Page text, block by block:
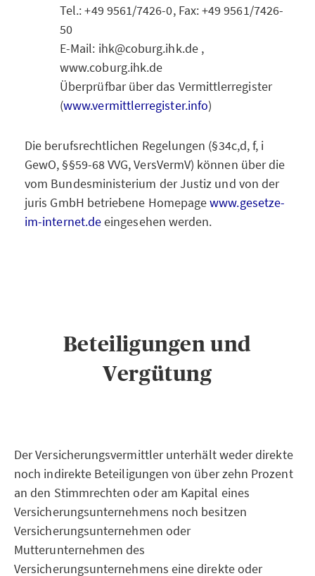
Tel.: +49 9561/7426-0, Fax: +49 9561/7426-
50
E-Mail: ihk@coburg.ihk.de ,
www.coburg.ihk.de
Überprüfbar über das Vermittlerregister
(www.vermittlerregister.info)
Die berufsrechtlichen Regelungen (§34c,d, f, i
GewO, §§59-68 VVG, VersVermV) können über die
vom Bundesministerium der Justiz und von der
juris GmbH betriebene Homepagewww.gesetze-
im-internet.deeingesehen werden.
Beteiligungen und
Vergütung
Der Versicherungsvermittler unterhält weder direkte
noch indirekte Beteiligungen von über zehn Prozent
an den Stimmrechten oder am Kapital eines
Versicherungsunternehmens noch besitzen
Versicherungsunternehmen oder
Mutterunternehmen des
Versicherungsunternehmens eine direkte oder